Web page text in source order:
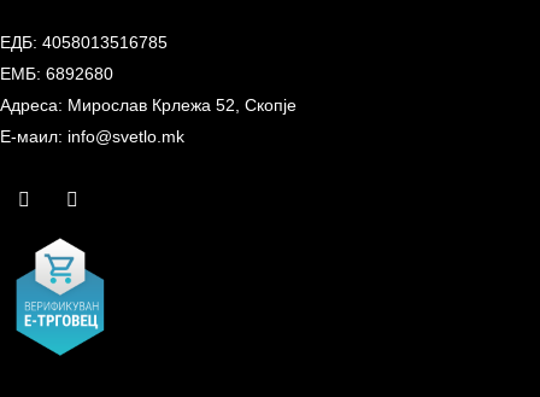
ЕДБ: 4058013516785
ЕМБ: 6892680
Адреса: Мирослав Крлежа 52, Скопје
Е-маил: info@svetlo.mk